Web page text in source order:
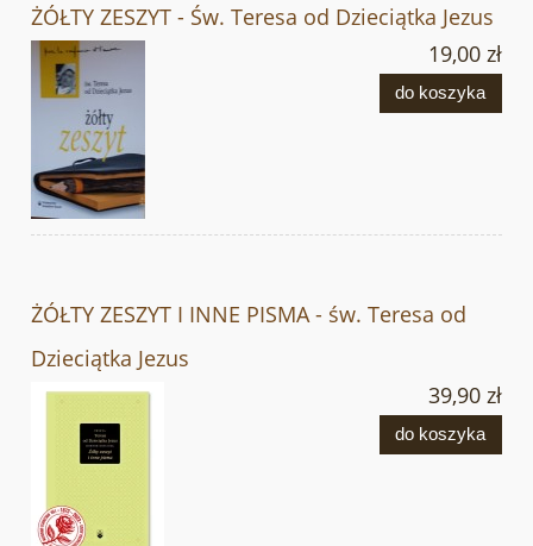
ŻÓŁTY ZESZYT - Św. Teresa od Dzieciątka Jezus
19,00 zł
do koszyka
ŻÓŁTY ZESZYT I INNE PISMA - św. Teresa od
Dzieciątka Jezus
39,90 zł
do koszyka